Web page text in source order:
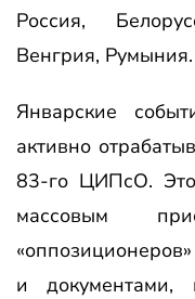
Россия,
Венгрия, Румыния.
Январские
активно
83-го ЦИПсО. Это
массовым
и документами,